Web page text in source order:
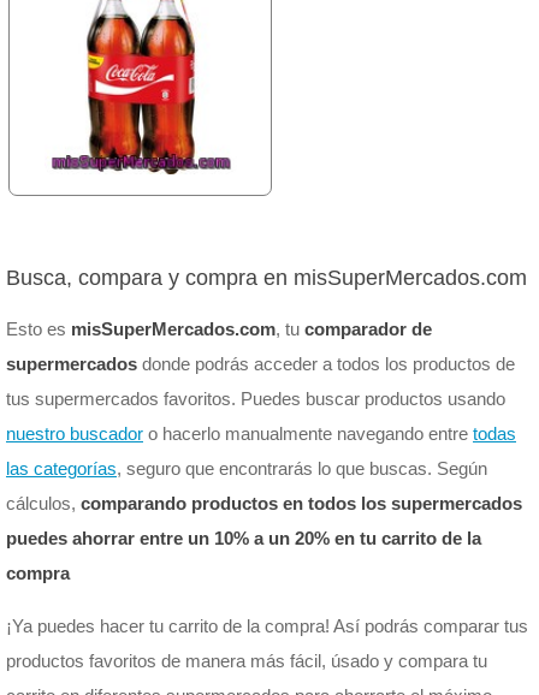
Busca, compara y compra en misSuperMercados.com
Esto es misSuperMercados.com, tu comparador de
supermercados donde podrás acceder a todos los productos de
tus supermercados favoritos. Puedes buscar productos usando
nuestro buscador o hacerlo manualmente navegando entre todas
las categorías, seguro que encontrarás lo que buscas. Según
cálculos, comparando productos en todos los supermercados
puedes ahorrar entre un 10% a un 20% en tu carrito de la
compra
¡Ya puedes hacer tu carrito de la compra! Así podrás comparar tus
productos favoritos de manera más fácil, úsado y compara tu